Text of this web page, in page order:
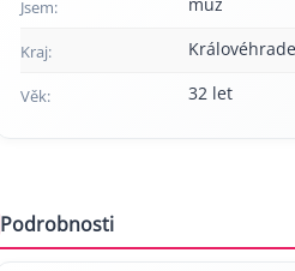
Jsem: muž
Kraj:
Věk: 32 let
Podrobnosti